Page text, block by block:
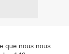
que nous nous